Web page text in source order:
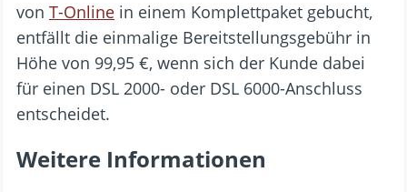
von T-Online in einem Komplettpaket gebucht,
entfällt die einmalige Bereitstellungsgebühr in
Höhe von 99,95 €, wenn sich der Kunde dabei
für einen DSL 2000- oder DSL 6000-Anschluss
entscheidet.
Weitere Informationen